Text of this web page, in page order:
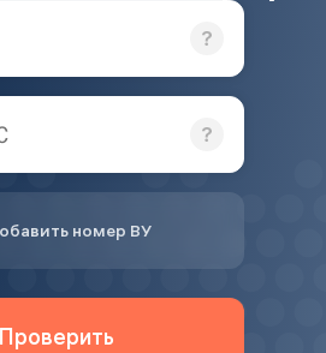
номер ВУ
Проверить